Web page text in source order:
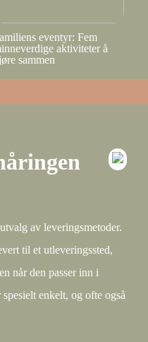
eventyr: Fem
aktiviteter å
sammen
av leveringsmetoder.
til et utleveringssted,
når den passer inn i
enkelt, og ofte også